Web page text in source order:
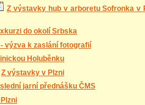
Z výstavky hub v arboretu Sofronka v
do okolí Srbska
výzva k zaslání fotografií
Holuběnku
Z výstavky v Plzni
jarní přednášku ČMS